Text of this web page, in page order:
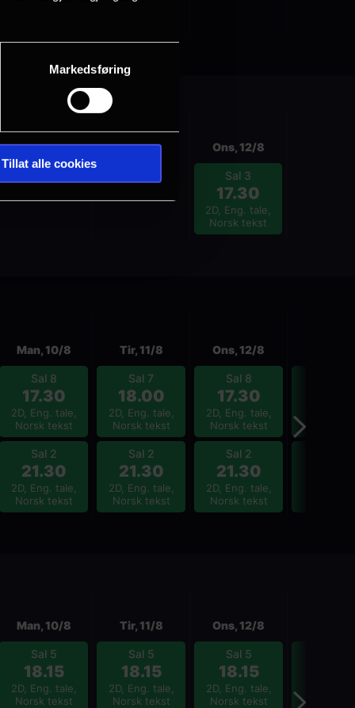
Markedsføring
Tillat alle cookies
Man, 10/8 Tir, 11/8 Ons, 12/8
Sal 3
17.30
2D, Eng. tale,
Norsk tekst
Man, 10/8
Sal 8
17.30
2D, Eng. tale,
Norsk tekst
Sal 2
21.30
2D, Eng. tale,
Norsk tekst
Tir, 11/8
Sal 7
18.00
2D, Eng. tale,
Norsk tekst
Sal 2
21.30
2D, Eng. tale,
Norsk tekst
Ons, 12/8
Sal 8
17.30
2D, Eng. tale,
Norsk tekst
Sal 2
21.30
2D, Eng. tale,
Norsk tekst
Man, 10/8
Sal 5
18.15
2D, Eng. tale,
Norsk tekst
Tir, 11/8
Sal 5
18.15
2D, Eng. tale,
Norsk tekst
Ons, 12/8
Sal 5
18.15
2D, Eng. tale,
Norsk tekst